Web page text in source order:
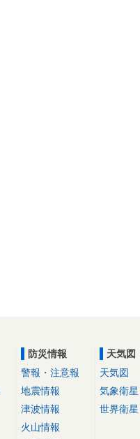
防災情報
警報・注意報
地震情報
津波情報
火山情報
天気図
天気図
気象衛星
世界衛星